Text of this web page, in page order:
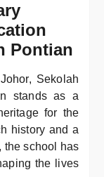
Pontian
Sekolah
stands as a
for the
history and a
the school has
the lives